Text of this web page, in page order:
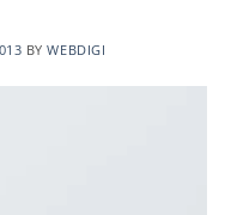
BYWEBDIGI